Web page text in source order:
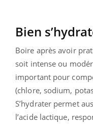
Bien
Boire après avoir
soit intense ou
important pour
(chlore, sodium,
S’hydrater permet
l’acide lactique,